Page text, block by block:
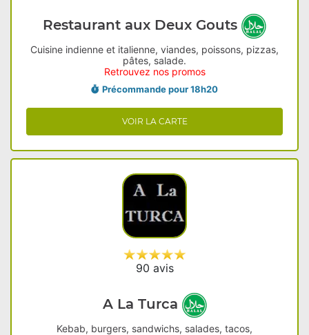
Restaurant aux Deux Gouts
Cuisine indienne et italienne, viandes, poissons, pizzas,
pâtes, salade.
Retrouvez nos promos
Précommande pour 18h20
VOIR LA CARTE
90 avis
A La Turca
Kebab, burgers, sandwichs, salades, tacos,